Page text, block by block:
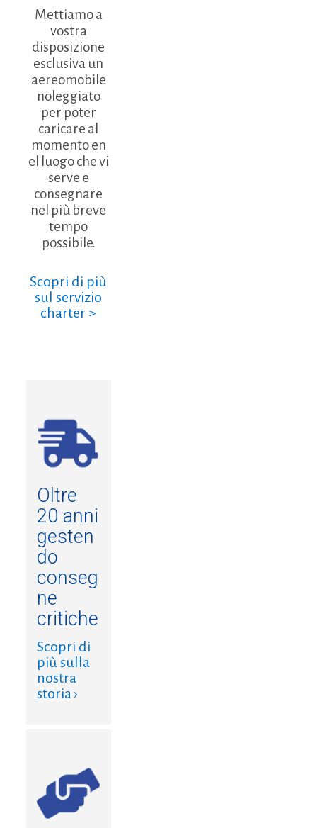
Mettiamo a
vostra
disposizione
esclusiva un
aereomobile
noleggiato
per poter
caricare al
momento en
el luogo che vi
serve e
consegnare
nel più breve
tempo
possibile.
Scopri di più
sul servizio
charter >
Oltre
20 anni
gesten
do
conseg
ne
critiche
Scopri di
più sulla
nostra
storia ›